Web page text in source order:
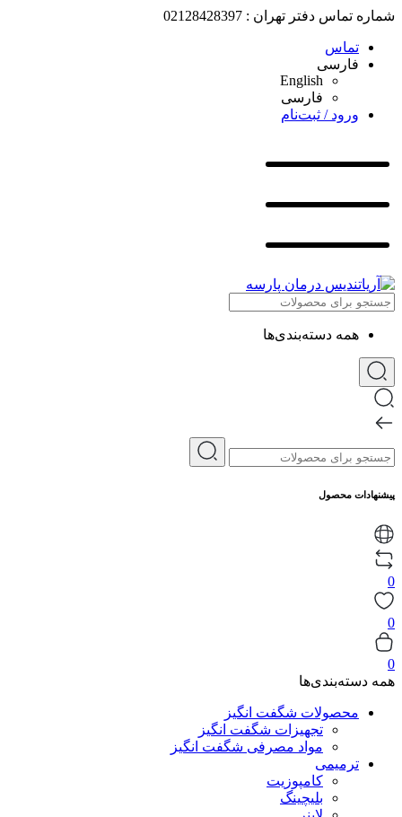
شماره تماس دفتر تهران : 02128428397
تماس
فارسی
English
فارسی
ورود / ثبت‌نام
همه دسته‌بندی‌ها
پیشنهادات محصول
0
0
0
همه دسته‌بندی‌ها
محصولات شگفت انگیز
تجهیزات شگفت انگیز
مواد مصرفی شگفت انگیز
ترمیمی
کامپوزیت
بلیچینگ